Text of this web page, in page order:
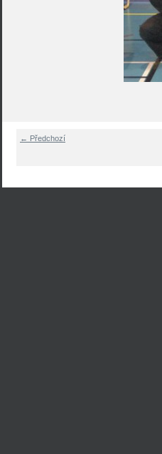
← Předchozí